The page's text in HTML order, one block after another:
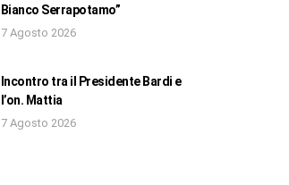
Bianco Serrapotamo”
7 Agosto 2026
Incontro tra il Presidente Bardi e
l’on. Mattia
7 Agosto 2026